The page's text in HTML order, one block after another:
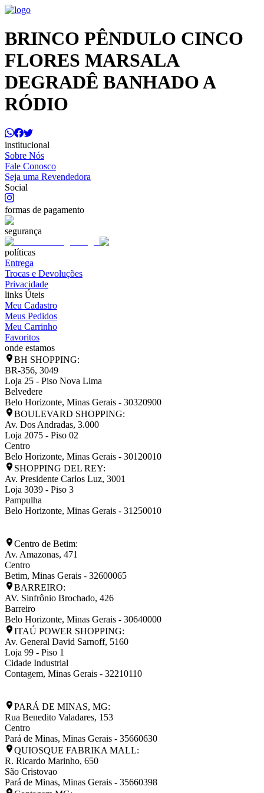
BRINCO PÊNDULO CINCO
FLORES MARSALA
DEGRADÊ BANHADO A
RÓDIO
institucional
Sobre Nós
Fale Conosco
Seja uma Revendedora
Social
formas de pagamento
segurança
políticas
Entrega
Trocas e Devoluções
Privacidade
links Úteis
Meu Cadastro
Meus Pedidos
Meu Carrinho
Favoritos
onde estamos
BH SHOPPING:
BR-356, 3049
Loja 25 - Piso Nova Lima
Belvedere
Belo Horizonte, Minas Gerais - 30320900
BOULEVARD SHOPPING:
Av. Dos Andradas, 3.000
Loja 2075 - Piso 02
Centro
Belo Horizonte, Minas Gerais - 30120010
SHOPPING DEL REY:
Av. Presidente Carlos Luz, 3001
Loja 3039 - Piso 3
Pampulha
Belo Horizonte, Minas Gerais - 31250010
Centro de Betim:
Av. Amazonas, 471
Centro
Betim, Minas Gerais - 32600065
BARREIRO:
AV. Sinfrônio Brochado, 426
Barreiro
Belo Horizonte, Minas Gerais - 30640000
ITAÚ POWER SHOPPING:
Av. General David Sarnoff, 5160
Loja 99 - Piso 1
Cidade Industrial
Contagem, Minas Gerais - 32210110
PARÁ DE MINAS, MG:
Rua Benedito Valadares, 153
Centro
Pará de Minas, Minas Gerais - 35660630
QUIOSQUE FABRIKA MALL:
R. Ricardo Marinho, 650
São Cristovao
Pará de Minas, Minas Gerais - 35660398